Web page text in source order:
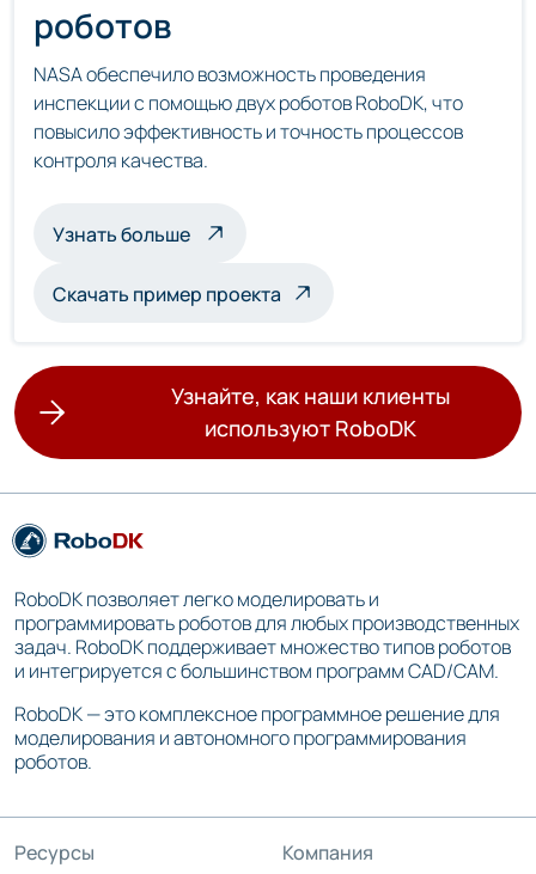
роботов
NASA обеспечило возможность проведения
инспекции с помощью двух роботов RoboDK, что
повысило эффективность и точность процессов
контроля качества.
Узнать большео мультироботизированной
Скачать пример проекта
Узнайте, как наши клиенты
используют RoboDK
RoboDK позволяет легко моделировать и
программировать роботов для любых производственных
задач. RoboDK поддерживает множество типов роботов
и интегрируется с большинством программ CAD/CAM.
RoboDK — это комплексное программное решение для
моделирования и автономного программирования
роботов.
Ресурсы
Компания